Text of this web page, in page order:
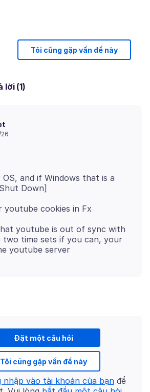
Tôi cũng gặp vấn đề này
lời (1)
26
and if Windows that is a
youtube is out of sync with
two time sets if you can, your
Đặt một câu hỏi
Tôi cũng gặp vấn đề này
nhập vào tài khoản của bạnđể